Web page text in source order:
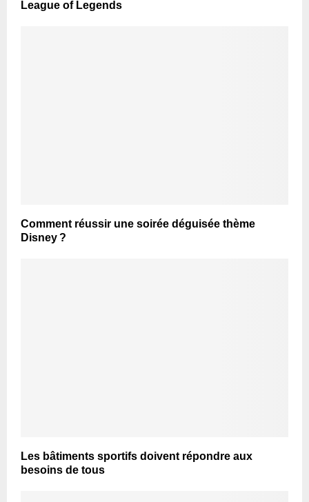
League of Legends
Comment réussir une soirée déguisée thème
Disney ?
Les bâtiments sportifs doivent répondre aux
besoins de tous